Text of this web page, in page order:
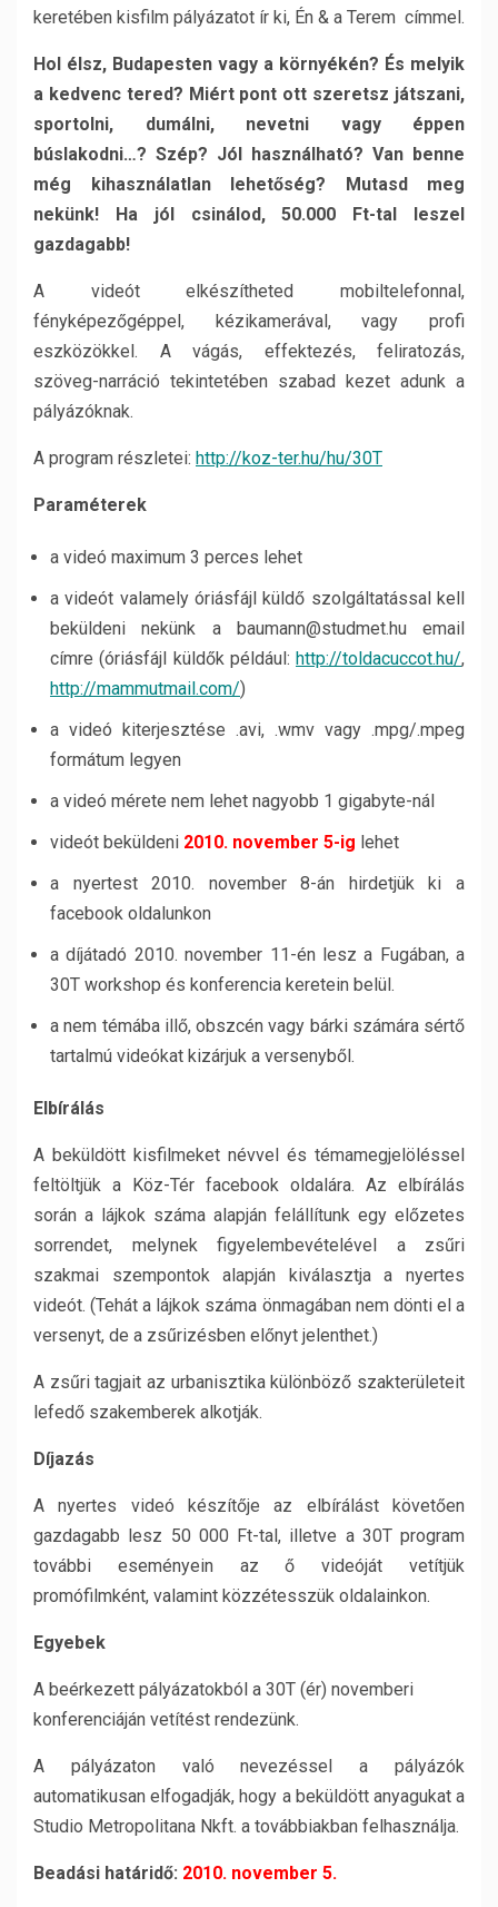
keretében kisfilm pályázatot ír ki, Én & a Terem címmel.
Hol élsz, Budapesten vagy a környékén? És melyik
a kedvenc tered? Miért pont ott szeretsz játszani,
sportolni, dumálni, nevetni vagy éppen
búslakodni…? Szép? Jól használható? Van benne
még kihasználatlan lehetőség?
Mutasd meg
nekünk! Ha jól csinálod, 50.000 Ft-tal leszel
gazdagabb!
A videót elkészítheted mobiltelefonnal,
fényképezőgéppel, kézikamerával, vagy profi
eszközökkel. A vágás, effektezés, feliratozás,
szöveg-narráció tekintetében szabad kezet adunk a
pályázóknak.
A program részletei: http://koz-ter.hu/hu/30T
Paraméterek
a videó maximum 3 perces lehet
a videót valamely óriásfájl küldő szolgáltatással kell
beküldeni nekünk a baumann@studmet.hu email
címre (óriásfájl küldők például: http://toldacuccot.hu/,
http://mammutmail.com/)
a videó kiterjesztése .avi, .wmv vagy .mpg/.mpeg
formátum legyen
a videó mérete nem lehet nagyobb 1 gigabyte-nál
videót beküldeni 2010. november 5-ig lehet
a nyertest 2010. november 8-án hirdetjük ki a
facebook oldalunkon
a díjátadó 2010. november 11-én lesz a Fugában, a
30T workshop és konferencia keretein belül.
a nem témába illő, obszcén vagy bárki számára sértő
tartalmú videókat kizárjuk a versenyből.
Elbírálás
A beküldött kisfilmeket névvel és témamegjelöléssel
feltöltjük a Köz-Tér facebook oldalára. Az elbírálás
során a lájkok száma alapján felállítunk egy előzetes
sorrendet, melynek figyelembevételével a zsűri
szakmai szempontok alapján kiválasztja a nyertes
videót. (Tehát a lájkok száma önmagában nem dönti el a
versenyt, de a zsűrizésben előnyt jelenthet.)
A zsűri tagjait az urbanisztika különböző szakterületeit
lefedő szakemberek alkotják.
Díjazás
A nyertes videó készítője az elbírálást követően
gazdagabb lesz 50 000 Ft-tal, illetve a 30T program
további eseményein az ő videóját vetítjük
promófilmként, valamint közzétesszük oldalainkon.
Egyebek
A beérkezett pályázatokból a 30T (ér) novemberi
konferenciáján vetítést rendezünk.
A pályázaton való nevezéssel a pályázók
automatikusan elfogadják, hogy a beküldött anyagukat a
Studio Metropolitana Nkft. a továbbiakban felhasználja.
Beadási határidő: 2010. november 5.